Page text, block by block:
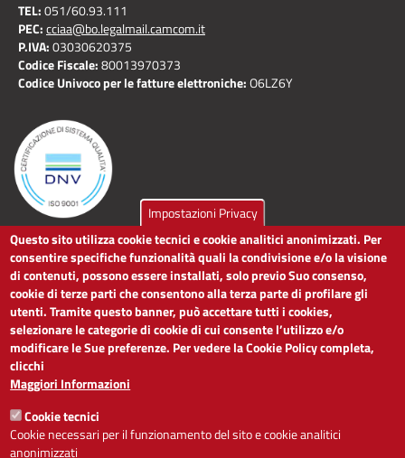
TEL:051/60.93.111
PEC:cciaa@bo.legalmail.camcom.it
P.IVA:03030620375
Codice Fiscale:80013970373
Codice Univoco per le fatture elettroniche:O6LZ6Y
LINK UTILI
Dichiarazione di accessibilità
Obiettivi di accessibilità
Segnalaci problemi di accessibilità
Note legali
Privacy
Accesso riservato
ACCESSIBILITÀ
Impostazioni Privacy
Questo sito utilizza cookie tecnici e cookie analitici anonimizzati. Per
consentire specifiche funzionalità quali la condivisione e/o la visione
di contenuti, possono essere installati, solo previo Suo consenso,
cookie di terze parti che consentono alla terza parte di profilare gli
utenti. Tramite questo banner, può accettare tutti i cookies,
selezionare le categorie di cookie di cui consente l’utilizzo e/o
modificare le Sue preferenze. Per vedere la Cookie Policy completa,
clicchi
Maggiori Informazioni
Cookie tecnici
Cookie necessari per il funzionamento del sito e cookie analitici
anonimizzati